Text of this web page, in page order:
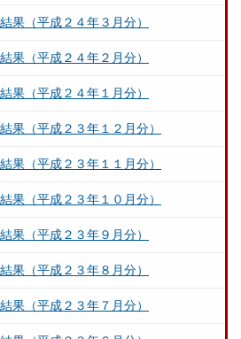
果（平成２４年３月分）
果（平成２４年２月分）
果（平成２４年１月分）
果（平成２３年１２月分）
果（平成２３年１１月分）
果（平成２３年１０月分）
果（平成２３年９月分）
果（平成２３年８月分）
果（平成２３年７月分）